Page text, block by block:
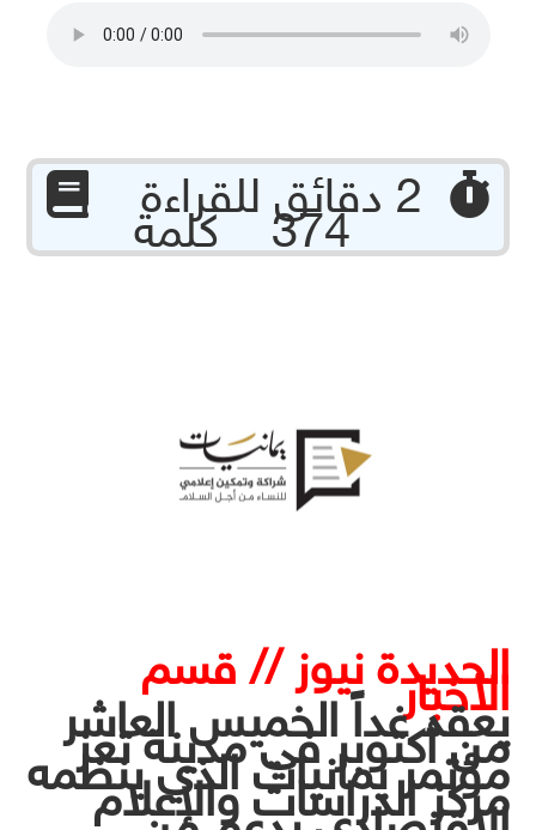
374 كلمة
الحديدة نيوز // قسم
الأخبار
يعقد غداً الخميس العاشر
من أكتوبر في مدينة تعز
مؤتمر يمانيات الذي ينظمه
مركز الدراسات والإعلام